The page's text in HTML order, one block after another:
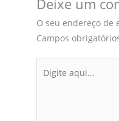
Deixe um
O seu endereço de
Campos
aqui...